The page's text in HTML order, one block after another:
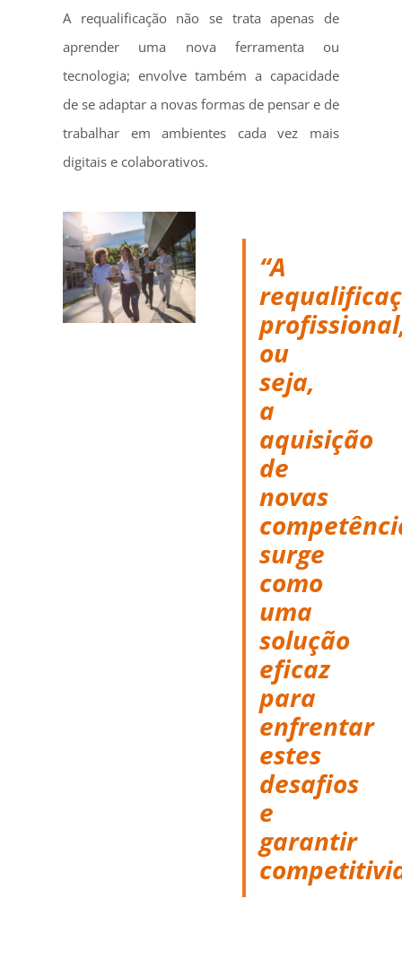
A requalificação não se trata apenas de
aprender uma nova ferramenta ou
tecnologia; envolve também a capacidade
de se adaptar a novas formas de pensar e de
trabalhar em ambientes cada vez mais
digitais e colaborativos.
“A
ou
seja,
a
aquisição
de
novas
surge
como
uma
solução
eficaz
para
enfrentar
estes
desafios
e
garantir